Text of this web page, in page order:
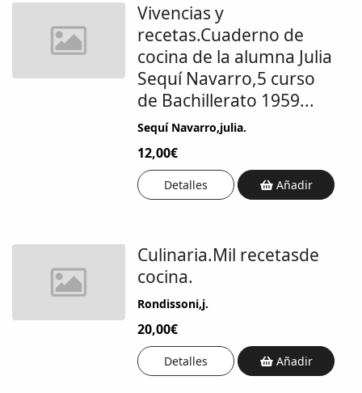
Vivencias y
recetas.Cuaderno de
cocina de la alumna Julia
Sequí Navarro,5 curso
de Bachillerato 1959...
Sequí Navarro,julia.
12,00€
Detalles Añadir
Culinaria.Mil recetasde
cocina.
Rondissoni,j.
20,00€
Detalles Añadir